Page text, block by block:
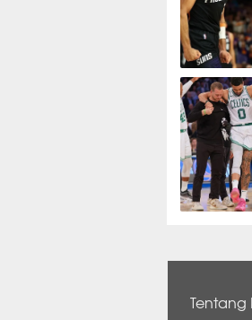
Tentang